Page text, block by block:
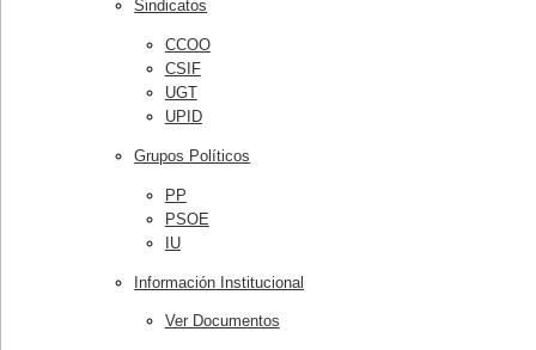
Sindicatos
CCOO
CSIF
UGT
UPID
Grupos Políticos
PP
PSOE
IU
Información Institucional
Ver Documentos